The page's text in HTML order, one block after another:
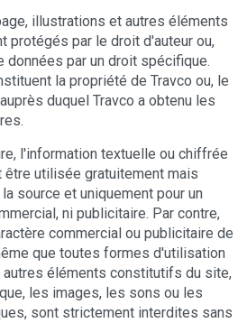
illustrations et autres éléments
protégés par le droit d'auteur ou,
par un droit spécifique.
la propriété de Travco ou, le
duquel Travco a obtenu les
l'information textuelle ou chiffrée
utilisée gratuitement mais
source et uniquement pour un
ni publicitaire. Par contre,
commercial ou publicitaire de
que toutes formes d'utilisation
éléments constitutifs du site,
les images, les sons ou les
sont strictement interdites sans